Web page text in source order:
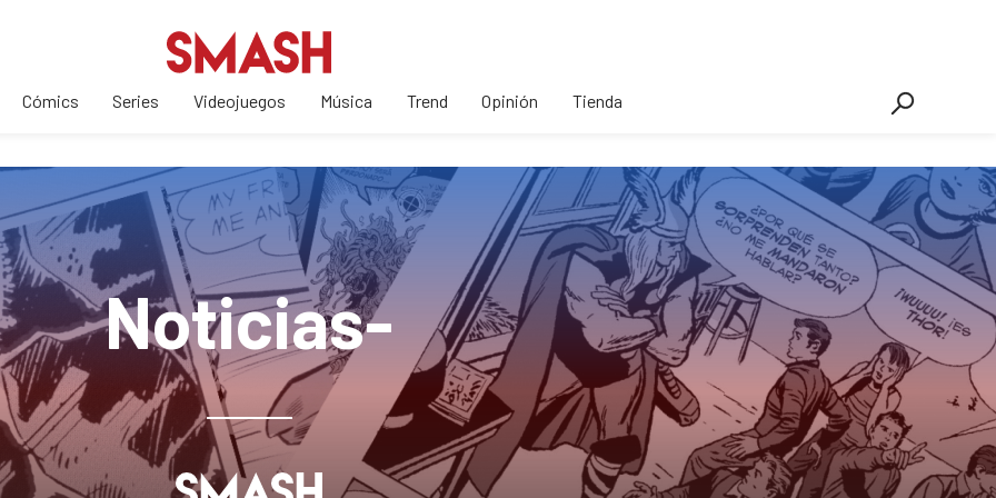
Cómics Series Videojuegos Música Trend Opinión Tienda
Noticias-